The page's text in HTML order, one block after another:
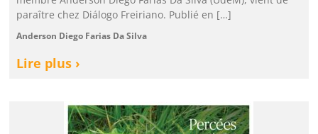
paraître chez Diálogo Freiriano. Publié en […]
Anderson Diego Farias Da Silva
Lire plus ›